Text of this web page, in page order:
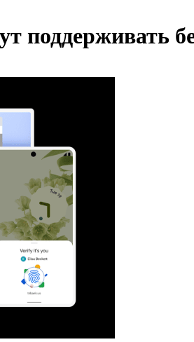
поддерживать